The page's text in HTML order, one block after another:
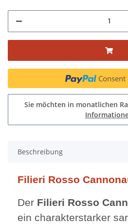
Sie möchten in monatlichen
Beschreibung
Filieri Rosso
Der Filieri Rosso
ein charakterstarker